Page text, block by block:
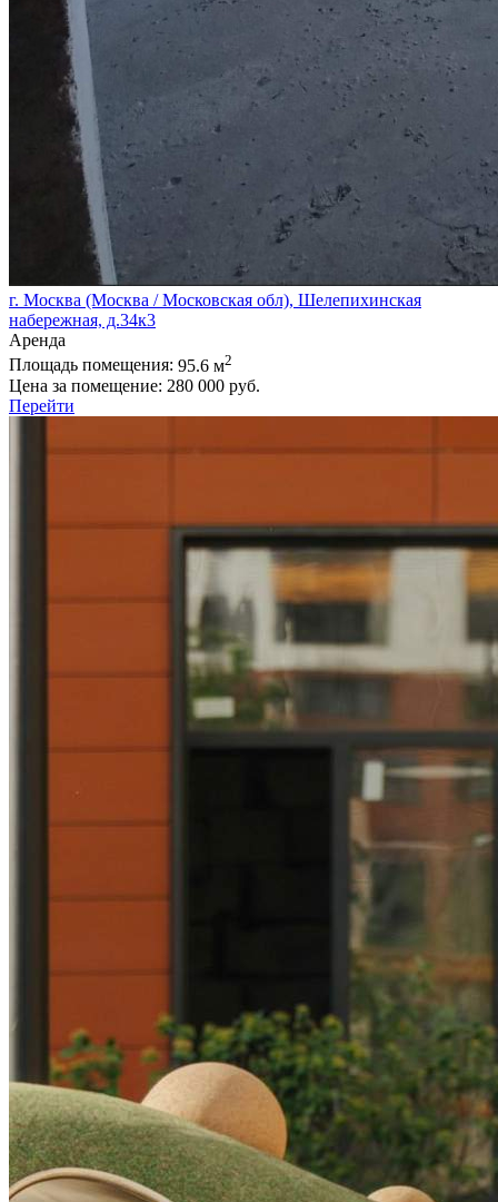
г. Москва (Москва / Московская обл), Шелепихинская
набережная, д.34к3
Аренда
Площадь помещения: 95.6 м2
Цена за помещение: 280 000 руб.
Перейти